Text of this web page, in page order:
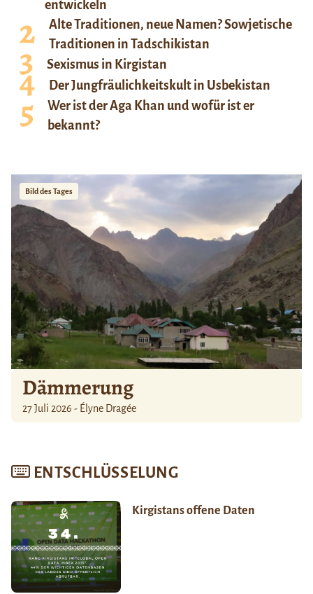
entwickeln
Alte Traditionen, neue Namen? Sowjetische
Traditionen in Tadschikistan
Sexismus in Kirgistan
Der Jungfräulichkeitskult in Usbekistan
Wer ist der Aga Khan und wofür ist er
bekannt?
Bild des Tages
Dämmerung
27 Juli 2026 - Élyne Dragée
ENTSCHLÜSSELUNG
Kirgistans offene Daten